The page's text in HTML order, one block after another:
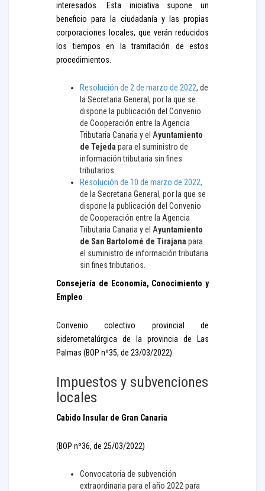
interesados. Esta iniciativa supone un
beneficio para la ciudadanía y las propias
corporaciones locales, que verán reducidos
los tiempos en la tramitación de estos
procedimientos.
Resolución de 2 de marzo de 2022, de
la Secretaria General, por la que se
dispone la publicación del Convenio
de Cooperación entre la Agencia
Tributaria Canaria y el Ayuntamiento
de Tejeda para el suministro de
información tributaria sin fines
tributarios.
Resolución de 10 de marzo de 2022,
de la Secretaria General, por la que se
dispone la publicación del Convenio
de Cooperación entre la Agencia
Tributaria Canaria y el Ayuntamiento
de San Bartolomé de Tirajana para
el suministro de información tributaria
sin fines tributarios.
Consejería de Economía, Conocimiento y
Empleo
Convenio colectivo provincial de
siderometalúrgica de la provincia de Las
Palmas (BOP nº35, de 23/03/2022).
Impuestos y subvenciones
locales
Cabido Insular de Gran Canaria
(BOP nº36, de 25/03/2022)
Convocatoria de subvención
extraordinaria para el año 2022 para